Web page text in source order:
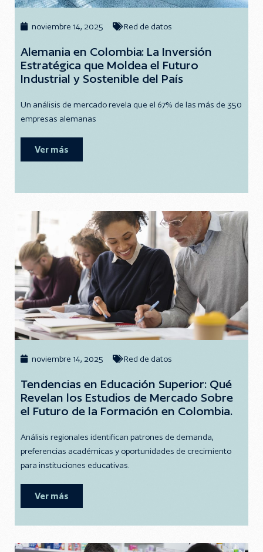
noviembre 14, 2025 Red de datos
Alemania en Colombia: La Inversión
Estratégica que Moldea el Futuro
Industrial y Sostenible del País
Un análisis de mercado revela que el 67% de las más de 350
empresas alemanas
Ver más
noviembre 14, 2025 Red de datos
Tendencias en Educación Superior: Qué
Revelan los Estudios de Mercado Sobre
el Futuro de la Formación en Colombia.
Análisis regionales identifican patrones de demanda,
preferencias académicas y oportunidades de crecimiento
para instituciones educativas.
Ver más